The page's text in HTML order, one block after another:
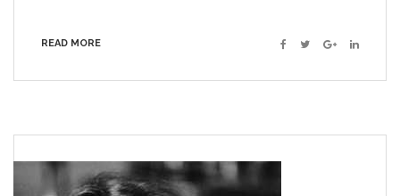
READ MORE Facebook
TwitterGoogle+Linkedin